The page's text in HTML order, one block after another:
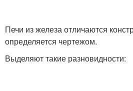
Стали для печей
Печи из железа отличаются
определяется чертежом.
Выделяют такие разновидности: